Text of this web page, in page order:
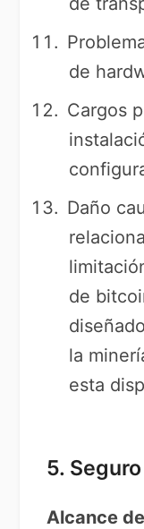
de
Cargos
Daño
de
la
esta
5.
Alcance